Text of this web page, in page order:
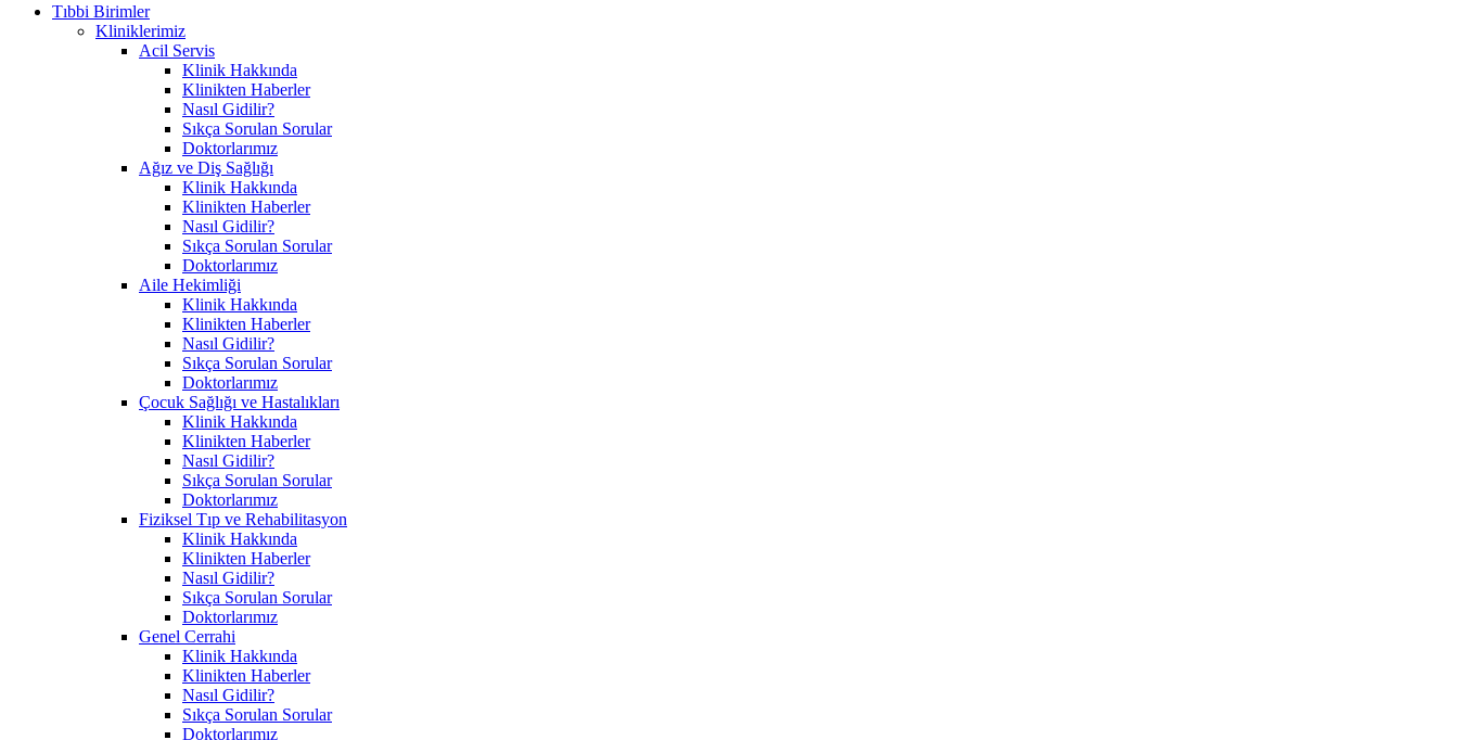
Tıbbi Birimler
Kliniklerimiz
Acil Servis
Klinik Hakkında
Klinikten Haberler
Nasıl Gidilir?
Sıkça Sorulan Sorular
Doktorlarımız
Ağız ve Diş Sağlığı
Klinik Hakkında
Klinikten Haberler
Nasıl Gidilir?
Sıkça Sorulan Sorular
Doktorlarımız
Aile Hekimliği
Klinik Hakkında
Klinikten Haberler
Nasıl Gidilir?
Sıkça Sorulan Sorular
Doktorlarımız
Çocuk Sağlığı ve Hastalıkları
Klinik Hakkında
Klinikten Haberler
Nasıl Gidilir?
Sıkça Sorulan Sorular
Doktorlarımız
Fiziksel Tıp ve Rehabilitasyon
Klinik Hakkında
Klinikten Haberler
Nasıl Gidilir?
Sıkça Sorulan Sorular
Doktorlarımız
Genel Cerrahi
Klinik Hakkında
Klinikten Haberler
Nasıl Gidilir?
Sıkça Sorulan Sorular
Doktorlarımız